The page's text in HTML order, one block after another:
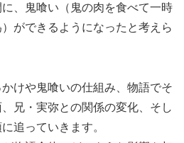
、鬼喰い（鬼の肉を食べて一時
ができるようになったと考えら
けや鬼喰いの仕組み、物語でそ
兄・実弥との関係の変化、そし
追っていきます。